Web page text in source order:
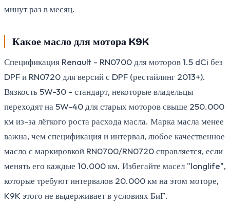
минут раз в месяц.
Какое масло для мотора K9K
Спецификация Renault - RN0700 для моторов 1.5 dCi без
DPF и RN0720 для версий с DPF (рестайлинг 2013+).
Вязкость 5W-30 - стандарт, некоторые владельцы
переходят на 5W-40 для старых моторов свыше 250.000
км из-за лёгкого роста расхода масла. Марка масла менее
важна, чем спецификация и интервал, любое качественное
масло с маркировкой RN0700/RN0720 справляется, если
менять его каждые 10.000 км. Избегайте масел "longlife",
которые требуют интервалов 20.000 км на этом моторе,
K9K этого не выдерживает в условиях БиГ.